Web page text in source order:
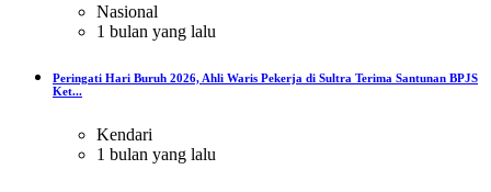
Nasional
1 bulan yang lalu
Peringati Hari Buruh 2026, Ahli Waris Pekerja di Sultra Terima Santunan BPJS
Ket...
Kendari
1 bulan yang lalu